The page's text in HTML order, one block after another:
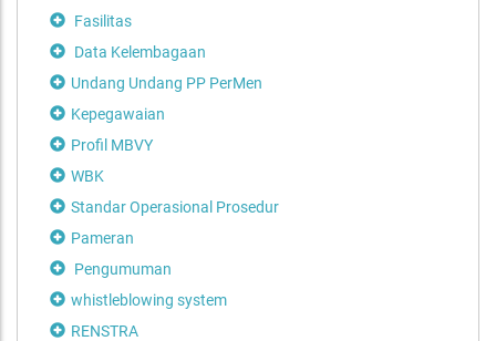
Fasilitas
Data Kelembagaan
Undang Undang PP PerMen
Kepegawaian
Profil MBVY
WBK
Standar Operasional Prosedur
Pameran
Pengumuman
whistleblowing system
RENSTRA